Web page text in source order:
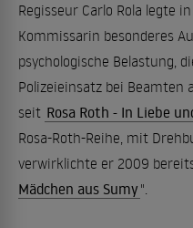
Regisseur Carlo Rola legte
Kommissarin besonderes
psychologische Belastung,
Polizeieinsatz bei Beamten
seit Rosa Roth - In Liebe
Rosa-Roth-Reihe, mit
verwirklichte er 2009
Mädchen aus Sumy ".